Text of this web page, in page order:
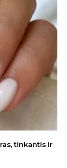
tinkantis ir